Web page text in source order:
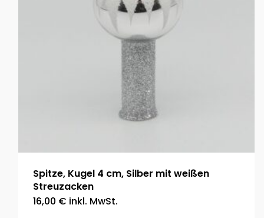
Spitze, Kugel 4 cm, Silber mit weißen
Streuzacken
16,00 € inkl. MwSt.